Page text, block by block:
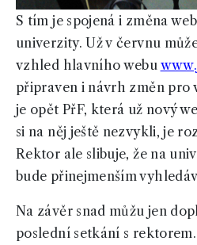
S tím je spojená i změna
univerzity. Už v červnu
vzhled hlavního webu
připraven i návrh změn pro
je opět PřF, která už nový
si na něj ještě nezvykli, je
Rektor ale slibuje, že na
bude přinejmenším
Na závěr snad můžu jen
poslední setkání s rektorem.